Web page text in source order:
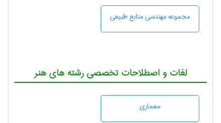
مجموعه مهندسی منابع طبيعی
لغات و اصطلاحات تخصصی رشته های هنر
معماری